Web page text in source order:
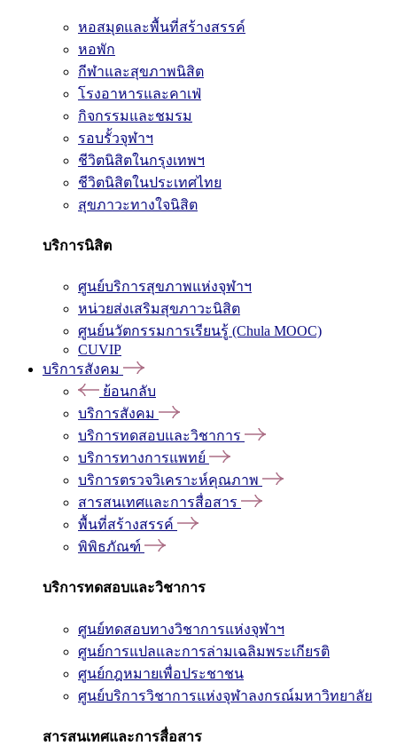
หอสมุดและพื้นที่สร้างสรรค์
หอพัก
กีฬาและสุขภาพนิสิต
โรงอาหารและคาเฟ่
กิจกรรมและชมรม
รอบรั้วจุฬาฯ
ชีวิตนิสิตในกรุงเทพฯ
ชีวิตนิสิตในประเทศไทย
สุขภาวะทางใจนิสิต
บริการนิสิต
ศูนย์บริการสุขภาพแห่งจุฬาฯ
หน่วยส่งเสริมสุขภาวะนิสิต
ศูนย์นวัตกรรมการเรียนรู้ (Chula MOOC)
CUVIP
บริการสังคม
ย้อนกลับ
บริการสังคม
บริการทดสอบและวิชาการ
บริการทางการแพทย์
บริการตรวจวิเคราะห์คุณภาพ
สารสนเทศและการสื่อสาร
พื้นที่สร้างสรรค์
พิพิธภัณฑ์
บริการทดสอบและวิชาการ
ศูนย์ทดสอบทางวิชาการแห่งจุฬาฯ
ศูนย์การแปลและการล่ามเฉลิมพระเกียรติ
ศูนย์กฎหมายเพื่อประชาชน
ศูนย์บริการวิชาการแห่งจุฬาลงกรณ์มหาวิทยาลัย
สารสนเทศและการสื่อสาร